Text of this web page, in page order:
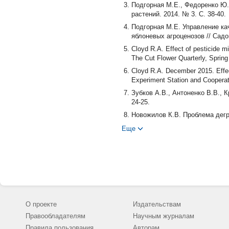
Подгорная М.Е., Федоренко
растений. 2014. № 3. С. 38-40.
Подгорная М.Е. Управление
яблоневых агроценозов //
Cloyd R.A. Effect of pesticide
The Cut Flower Quarterly,
Cloyd R.A. December 2015.
Experiment Station and
Зубков А.В., Антоненко В.В.,
24-25.
Новожилов К.В. Проблема
Ahmed E.M. ABD EL-
Mixtures on Cotton Leafworm
Еще
О проекте
Правообладателям
Издательствам
Научным журналам